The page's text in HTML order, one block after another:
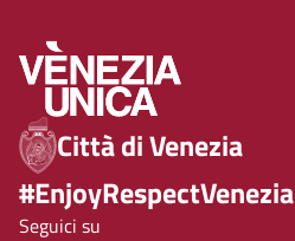
Città di Venezia
#EnjoyRespectVenezia
Seguici su